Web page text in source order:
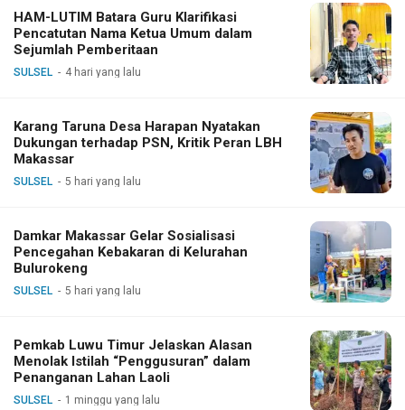
HAM-LUTIM Batara Guru Klarifikasi
Pencatutan Nama Ketua Umum dalam
Sejumlah Pemberitaan
SULSEL 4 hari yang lalu
Karang Taruna Desa Harapan Nyatakan
Dukungan terhadap PSN, Kritik Peran LBH
Makassar
SULSEL 5 hari yang lalu
Damkar Makassar Gelar Sosialisasi
Pencegahan Kebakaran di Kelurahan
Bulurokeng
SULSEL 5 hari yang lalu
Pemkab Luwu Timur Jelaskan Alasan
Menolak Istilah “Penggusuran” dalam
Penanganan Lahan Laoli
SULSEL 1 minggu yang lalu